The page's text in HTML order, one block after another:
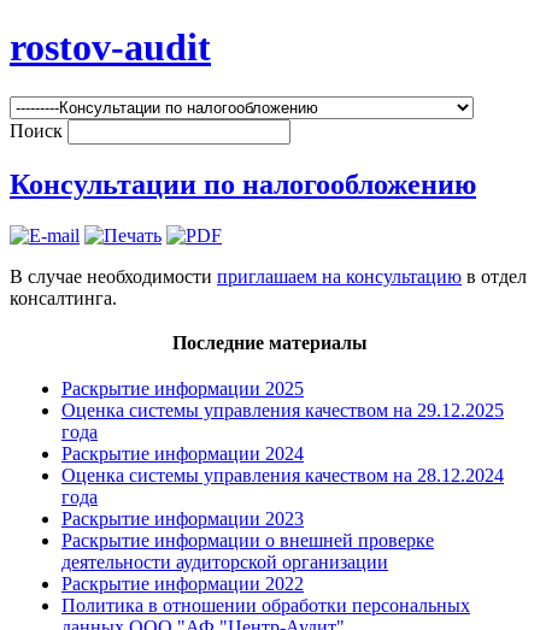
rostov-audit
Поиск
Консультации по налогообложению
В случае необходимости приглашаем на консультацию в отдел
консалтинга.
Последние материалы
Раскрытие информации 2025
Оценка системы управления качеством на 29.12.2025
года
Раскрытие информации 2024
Оценка системы управления качеством на 28.12.2024
года
Раскрытие информации 2023
Раскрытие информации о внешней проверке
деятельности аудиторской организации
Раскрытие информации 2022
Политика в отношении обработки персональных